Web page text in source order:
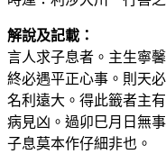
解說及記載：
言人求子息者。主生寧
終必遇平正心事。則天必
名利遠大。得此籤者主
病見凶。過卯巳月日無事
子息莫本作仔細非也。